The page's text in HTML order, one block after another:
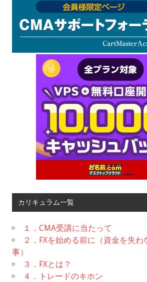
カリキュラム一覧
１．CMA受講に当たって
２．FXを始める前に（資金を失
事）
３．FXとは？
４．トレードのキホン